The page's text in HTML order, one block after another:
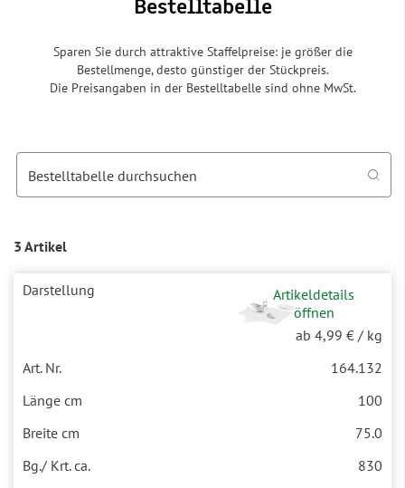
Bestelltabelle
Sparen Sie durch attraktive Staffelpreise: je größer die
Bestellmenge, desto günstiger der Stückpreis.
Die Preisangaben in der Bestelltabelle sind ohne MwSt.
3 Artikel
Bestelltabelle durchsuchen
Artikeldetails
öffnen
ab 4,99 € / kg
164.132
100
75.0
830